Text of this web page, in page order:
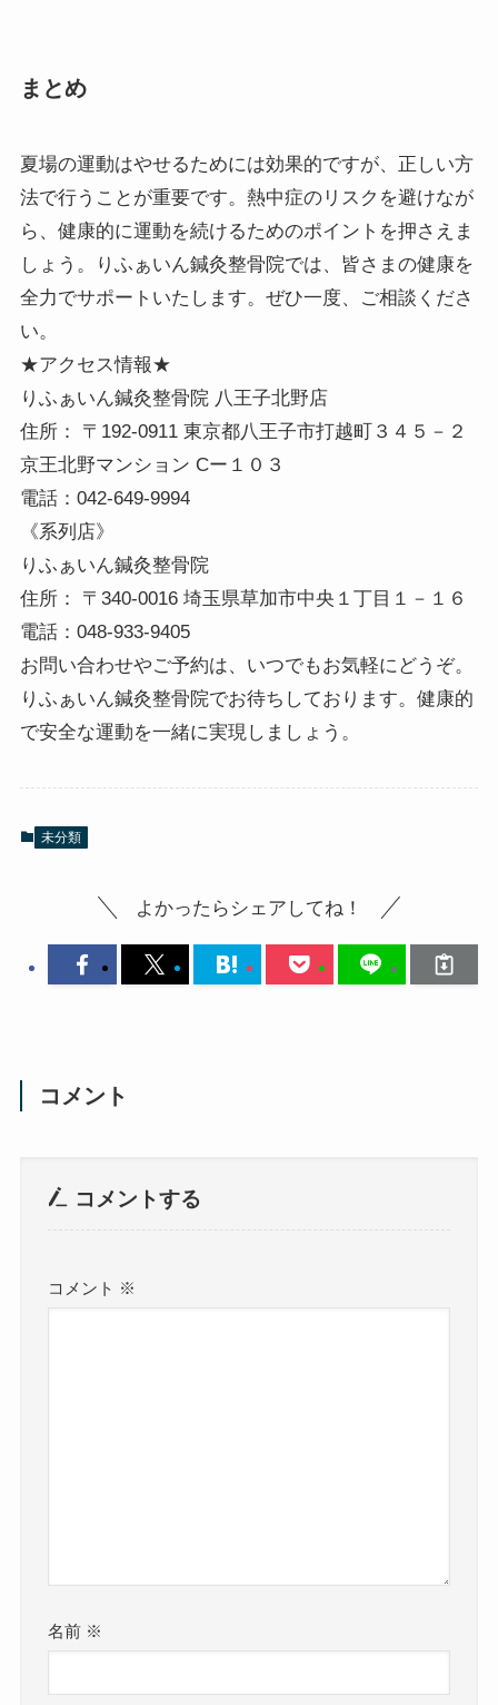
まとめ
夏場の運動はやせるためには効果的ですが、正しい方
法で行うことが重要です。熱中症のリスクを避けなが
ら、健康的に運動を続けるためのポイントを押さえま
しょう。りふぁいん鍼灸整骨院では、皆さまの健康を
全力でサポートいたします。ぜひ一度、ご相談くださ
い。
★アクセス情報★
りふぁいん鍼灸整骨院 八王子北野店
住所： 〒192-0911 東京都八王子市打越町３４５－２
京王北野マンション Cー１０３
電話：042-649-9994
《系列店》
りふぁいん鍼灸整骨院
住所： 〒340-0016 埼玉県草加市中央１丁目１－１６
電話：048-933-9405
お問い合わせやご予約は、いつでもお気軽にどうぞ。
りふぁいん鍼灸整骨院でお待ちしております。健康的
で安全な運動を一緒に実現しましょう。
未分類
よかったらシェアしてね！
コメント
コメントする
コメント ※
名前 ※